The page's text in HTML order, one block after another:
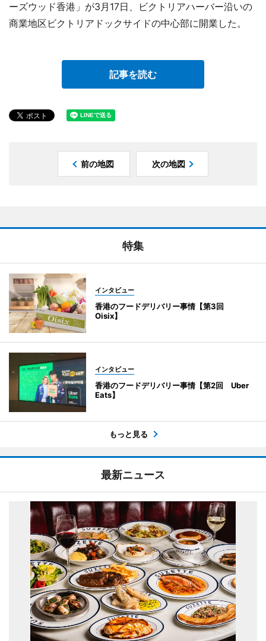
ーズウッド香港」が3月17日、ビクトリアハーバー沿いの
商業地区ビクトリアドックサイドの中心部に開業した。
記事を読む
前の地図 次の地図
特集
インタビュー
香港のフードデリバリー事情【第3回
Oisix】
インタビュー
香港のフードデリバリー事情【第2回 Uber
Eats】
もっと見る
最新ニュース